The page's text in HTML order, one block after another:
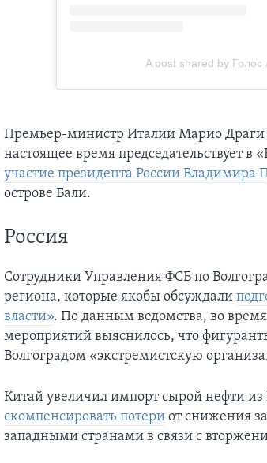
Премьер-министр Италии Марио Драги
настоящее время председательствует в
участие президента России Владимира
острове Бали.
Россия
Сотрудники Управления ФСБ по
региона, которые якобы обсуждали
власти». По данным ведомства, во
мероприятий выяснилось, что
Волгоградом «экстремистскую
Китай увеличил импорт сырой нефти из
скомпенсировать потери от снижения
западными странами в связи с